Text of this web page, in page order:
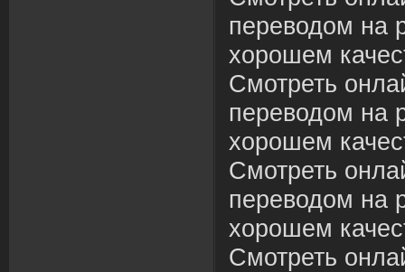
переводом на
хорошем
Смотреть
переводом на
хорошем
Смотреть
переводом на
хорошем
Смотреть